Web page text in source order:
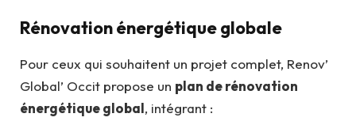
Rénovation énergétique globale
Pour ceux qui souhaitent un projet complet, Renov’
Global’ Occit propose un plan de rénovation
énergétique global, intégrant :